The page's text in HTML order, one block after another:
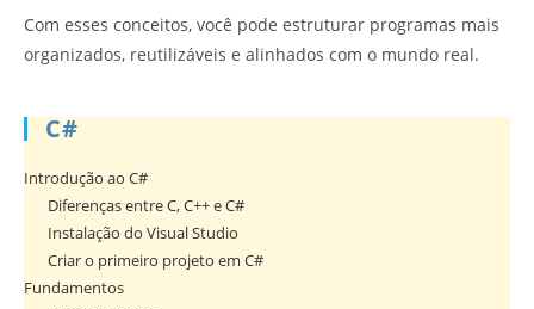
Com esses conceitos, você pode estruturar programas mais
organizados, reutilizáveis e alinhados com o mundo real.
C#
Introdução ao C#
Diferenças entre C, C++ e C#
Instalação do Visual Studio
Criar o primeiro projeto em C#
Fundamentos